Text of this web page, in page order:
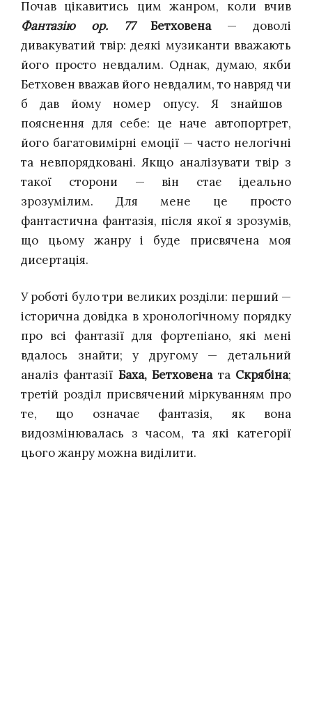
Почав цікавитись цим жанром, коли вчив
Фантазію ор. 77Бетховена— доволі
дивакуватий твір: деякі музиканти вважають
його просто невдалим. Однак, думаю, якби
Бетховен вважав його невдалим, тонавряд чи
б дав йому номер опусу. Я знайшов
пояснення для себе: це наче автопортрет,
його багатовимірні емоції — часто нелогічні
та невпорядковані. Якщо аналізувати твір з
такої сторони — він стає ідеально
зрозумілим. Для мене це просто
фантастична фантазія, після якої я зрозумів,
що цьому жанру і буде присвячена моя
дисертація.
У роботі було три великих розділи: перший —
історична довідка в хронологічному порядку
про всі фантазії для фортепіано, які мені
вдалось знайти; у другому — детальний
аналіз фантазії Баха, Бетховената Скрябіна;
третій розділ присвячений міркуванням про
те, що означає фантазія, як вона
видозмінювалась з часом, та які категорії
цього жанру можна виділити.